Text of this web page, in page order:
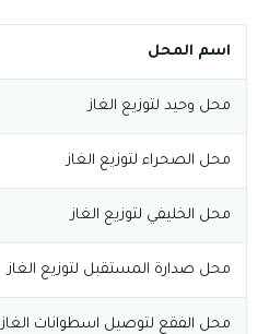
اسم المحل
محل وحيد لتوزيع الغاز
محل الصحراء لتوزيع الغاز
محل الخليفي لتوزيع الغاز
محل صدارة المستقبل لتوزيع الغاز
محل الفقع لتوصيل اسطوانات الغاز